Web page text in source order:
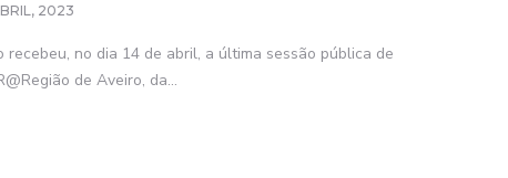
2023
recebeu, no dia 14 de abril, a última sessão pública de
de Aveiro, da...